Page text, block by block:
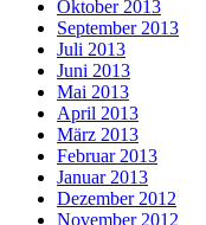
Oktober 2013
September 2013
Juli 2013
Juni 2013
Mai 2013
April 2013
März 2013
Februar 2013
Januar 2013
Dezember 2012
November 2012